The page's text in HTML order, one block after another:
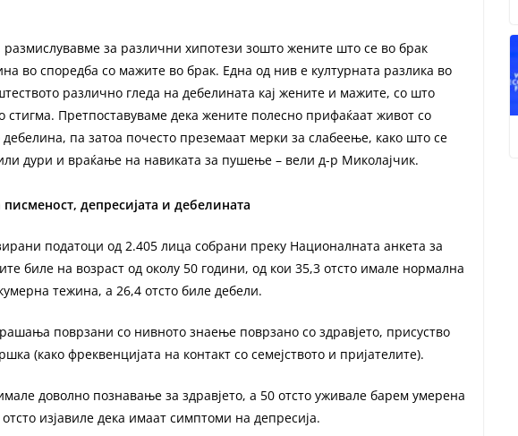
за различни хипотези зошто жените што се во брак
во споредба со мажите во брак. Една од нив е културната разлика во
различно гледа на дебелината кај жените и мажите, со што
стигма. Претпоставуваме дека жените полесно прифаќаат живот со
па затоа почесто преземаат мерки за слабеење, како што се
дури и враќање на навиката за пушење – вели д-р Миколајчик.
писменост, депресијата и дебелината
податоци од 2.405 лица собрани преку Националната анкета за
биле на возраст од околу 50 години, од кои 35,3 отсто имале нормална
тежина, а 26,4 отсто биле дебели.
поврзани со нивното знаење поврзано со здравјето, присуство
(како фреквенцијата на контакт со семејството и пријателите).
доволно познавање за здравјето, а 50 отсто уживале барем умерена
изјавиле дека имаат симптоми на депресија.